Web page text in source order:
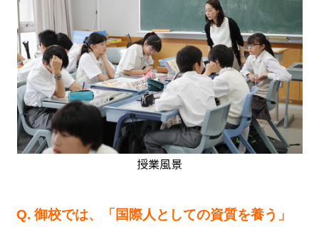
授業風景
Q. 御校では、「国際人としての資質を養う」